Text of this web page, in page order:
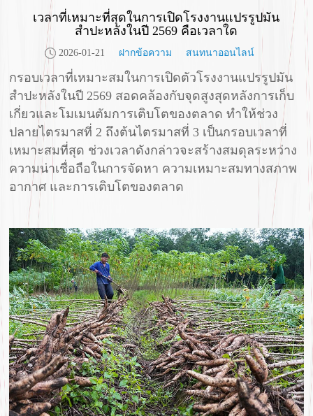
เวลาที่เหมาะที่สุดในการเปิดโรงงานแปรรูปมัน
สำปะหลังในปี 2569 คือเวลาใด
2026-01-21 ฝากข้อความ สนทนาออนไลน์
กรอบเวลาที่เหมาะสมในการเปิดตัวโรงงานแปรรูปมัน
สำปะหลังในปี 2569 สอดคล้องกับจุดสูงสุดหลังการเก็บ
เกี่ยวและโมเมนตัมการเติบโตของตลาด ทำให้ช่วง
ปลายไตรมาสที่ 2 ถึงต้นไตรมาสที่ 3 เป็นกรอบเวลาที่
เหมาะสมที่สุด ช่วงเวลาดังกล่าวจะสร้างสมดุลระหว่าง
ความน่าเชื่อถือในการจัดหา ความเหมาะสมทางสภาพ
อากาศ และการเติบโตของตลาด